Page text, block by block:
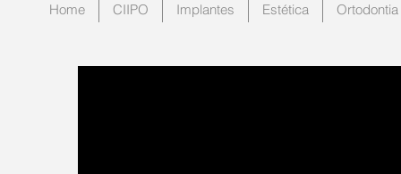
Home CIIPO Implantes Estética Ortodontia